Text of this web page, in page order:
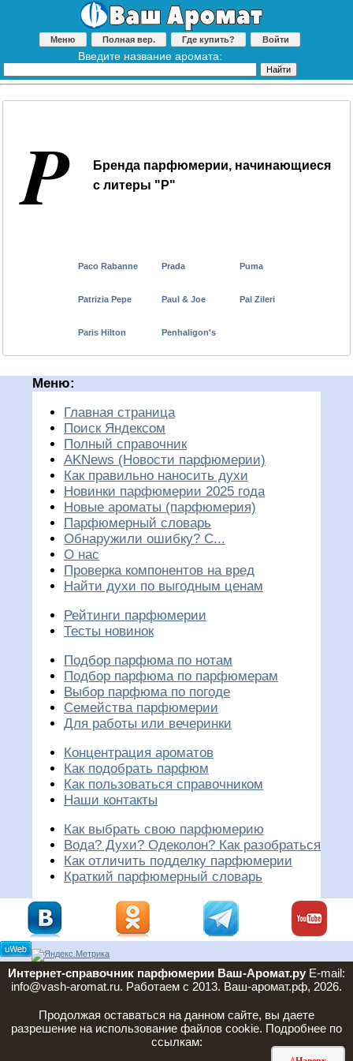
Меню Полная вер. Где купить? Войти
Введите название аромата:
P
Бренда парфюмерии, начинающиеся
с литеры "P"
Paco Rabanne Prada Puma
Patrizia Pepe Paul & Joe Pal Zileri
Paris Hilton Penhaligon's
Меню:
Главная страница
Поиск Яндексом
Полный справочник
AKNews (Новости парфюмерии)
Как правильно наносить духи
Новинки парфюмерии 2025 года
Новые ароматы (парфюмерия)
Парфюмерный словарь
Обнаружили ошибку? С...
О нас
Проверка компонентов на вред
Найти духи по выгодным ценам
Рейтинги парфюмерии
Тесты новинок
Подбор парфюма по нотам
Подбор парфюма по парфюмерам
Выбор парфюма по погоде
Семейства парфюмерии
Для работы или вечеринки
Концентрация ароматов
Как подобрать парфюм
Как пользоваться справочником
Наши контакты
Как выбрать свою парфюмерию
Вода? Духи? Одеколон? Как разобраться
Как отличить подделку парфюмерии
Краткий парфюмерный словарь
Интернет-справочник парфюмерии Ваш-Аромат.ру E-mail:
info@vash-aromat.ru. Работаем с 2013. Ваш-аромат.рф, 2026.
Продолжая оставаться на данном сайте, вы даете
разрешение на использование файлов cookie. Подробнее по
ссылкам: